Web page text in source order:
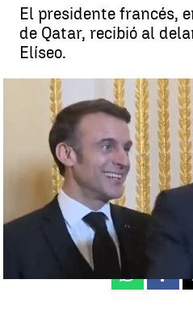
El presidente francés,
de Qatar, recibió al
Elíseo.
Macron bromea con
Luis F. Castillo
Publicado:
27 de
Whatsapp